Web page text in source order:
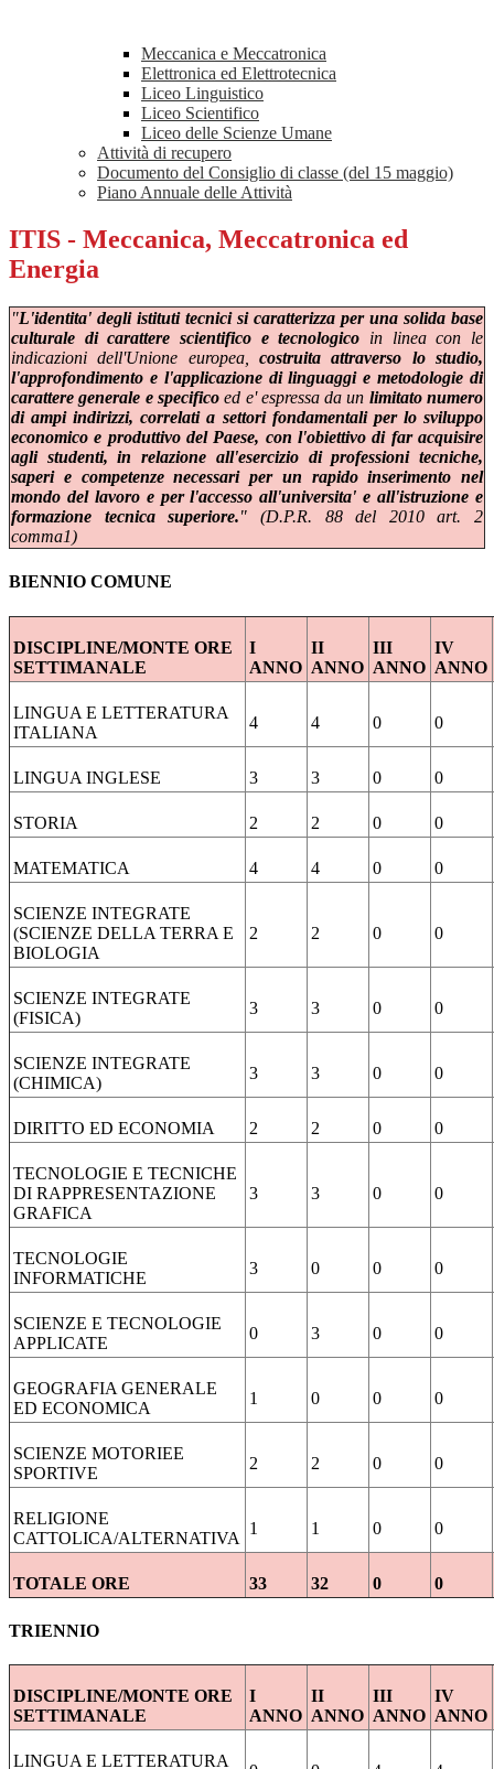
Meccanica e Meccatronica
Elettronica ed Elettrotecnica
Liceo Linguistico
Liceo Scientifico
Liceo delle Scienze Umane
Attività di recupero
Documento del Consiglio di classe (del 15 maggio)
Piano Annuale delle Attività
ITIS - Meccanica, Meccatronica ed
Energia
"L'identita' degli istituti tecnici si caratterizza per una solida base
culturale di carattere scientifico e tecnologico in linea con le
indicazioni dell'Unione europea, costruita attraverso lo studio,
l'approfondimento e l'applicazione di linguaggi e metodologie di
carattere generale e specificoed e' espressa da un limitato numero
di ampi indirizzi, correlati a settori fondamentali per lo sviluppo
economico e produttivo del Paese, con l'obiettivo di far acquisire
agli studenti, in relazione all'esercizio di professioni tecniche,
saperi e competenze necessari per un rapido inserimento nel
mondo del lavoro e per l'accesso all'universita' e all'istruzione e
formazione tecnica superiore." (D.P.R. 88 del 2010 art. 2
comma1)
BIENNIO COMUNE
DISCIPLINE/MONTE ORE
SETTIMANALE
I
ANNO
II
ANNO
III
ANNO
IV
ANNO
LINGUA E LETTERATURA
ITALIANA
4 4 0 0
LINGUA INGLESE 3 3 0 0
STORIA 2 2 0 0
MATEMATICA 4 4 0 0
SCIENZE INTEGRATE
(SCIENZE DELLA TERRA E
BIOLOGIA
2 2 0 0
SCIENZE INTEGRATE
(FISICA)
3 3 0 0
SCIENZE INTEGRATE
(CHIMICA)
3 3 0 0
DIRITTO ED ECONOMIA 2 2 0 0
TECNOLOGIE E TECNICHE
DI RAPPRESENTAZIONE
GRAFICA
3 3 0 0
TECNOLOGIE
INFORMATICHE
3 0 0 0
SCIENZE E TECNOLOGIE
APPLICATE
0 3 0 0
GEOGRAFIA GENERALE
ED ECONOMICA
1 0 0 0
SCIENZE MOTORIEE
SPORTIVE
2 2 0 0
RELIGIONE
CATTOLICA/ALTERNATIVA
1 1 0 0
TOTALE ORE 33 32 0 0
TRIENNIO
DISCIPLINE/MONTE ORE
SETTIMANALE
I
ANNO
II
ANNO
III
ANNO
IV
ANNO
LINGUA E LETTERATURA